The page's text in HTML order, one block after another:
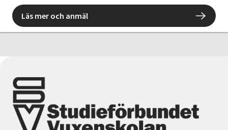
Läs mer och anmäl